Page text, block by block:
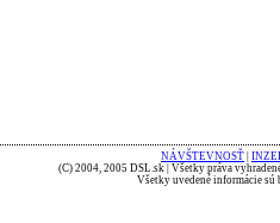
NÁVŠTEVNOSŤ
(C) 2004, 2005 DSL.sk | Všetky práva
Všetky uvedené informácie sú